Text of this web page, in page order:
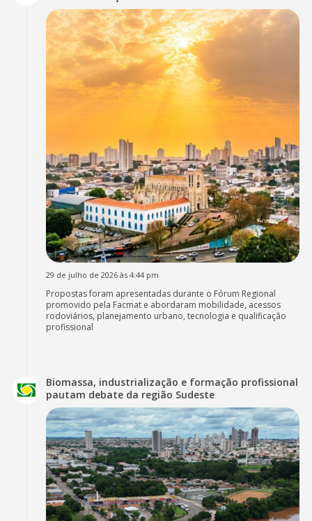
29 de julho de 2026 às 4:44 pm
Propostas foram apresentadas durante o Fórum Regional
promovido pela Facmat e abordaram mobilidade, acessos
rodoviários, planejamento urbano, tecnologia e qualificação
profissional
Biomassa, industrialização e formação profissional
pautam debate da região Sudeste